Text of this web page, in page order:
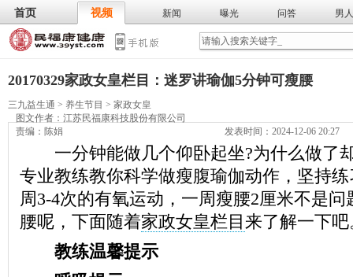
首页 视频 新闻 曝光 问答 男人
武术 气功 膳食 食谱 营养
20170329家政女皇栏目：迷罗讲瑜伽5分钟可瘦腰
三九益生通 > 养生节目 > 家政女皇
图文作者： 江苏民福康科技股份有限公司
责编：陈娟
发表时间：2024-12-06 20:27
一分钟能做几个仰卧起坐?为什么做了
专业教练教你科学做瘦腹瑜伽动作，坚持
周3-4次的有氧运动，一周瘦腰2厘米不是
腰呢，下面随着家政女皇栏目 来了解一下吧
教练温馨提示